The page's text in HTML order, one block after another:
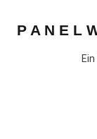
P A N E L